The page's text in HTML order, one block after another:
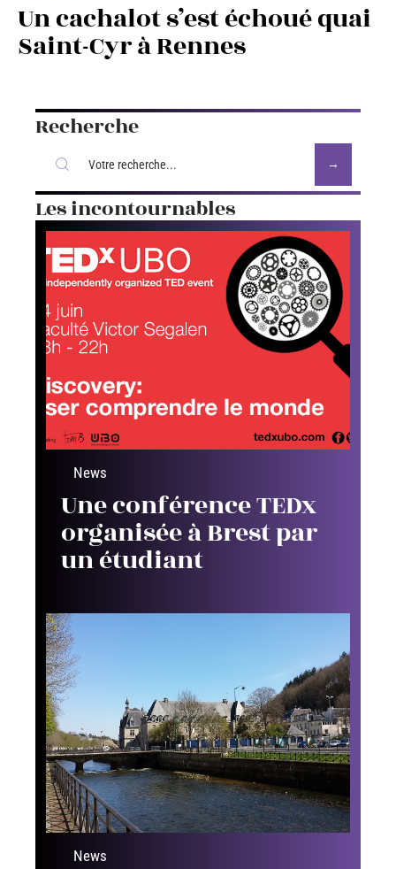
Un cachalot s’est échoué quai
Saint-Cyr à Rennes
Recherche
Les incontournables
News
Une conférence TEDx
organisée à Brest par
un étudiant
News